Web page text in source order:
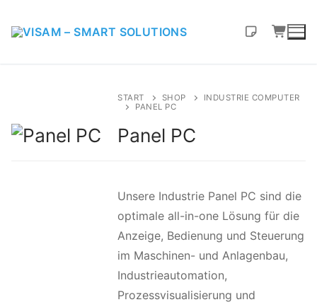
START SHOP
INDUSTRIE COMPUTER
PANEL PC
Panel PC
Unsere Industrie Panel PC sind die
optimale all-in-one Lösung für die
Anzeige, Bedienung und Steuerung
im Maschinen- und Anlagenbau,
Industrieautomation,
Prozessvisualisierung und